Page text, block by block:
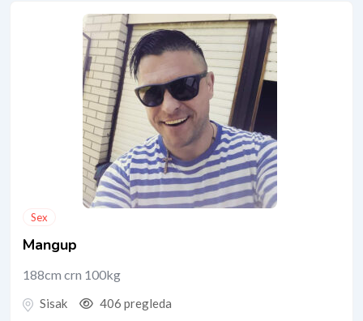
Sex
Mangup
188cm crn 100kg
Sisak 406 pregleda